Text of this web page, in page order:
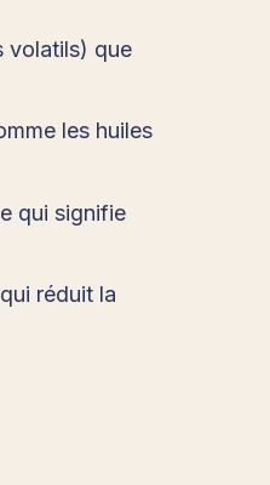
volatils) que
les huiles
qui signifie
réduit la